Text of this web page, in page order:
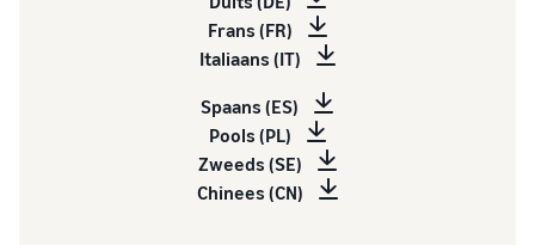
Frans (FR)
Italiaans (IT)
Spaans (ES)
Pools (PL)
Zweeds (SE)
Chinees (CN)